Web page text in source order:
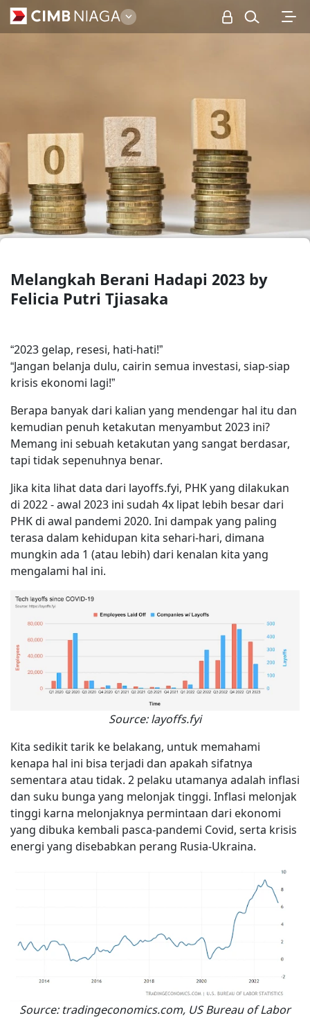
Personal
Melangkah Berani Hadapi 2023 by
Felicia Putri Tjiasaka
“2023 gelap, resesi, hati-hati!”
“Jangan belanja dulu, cairin semua investasi, siap-siap
krisis ekonomi lagi!”
Berapa banyak dari kalian yang mendengar hal itu dan
kemudian penuh ketakutan menyambut 2023 ini?
Memang ini sebuah ketakutan yang sangat berdasar,
tapi tidak sepenuhnya benar.
Jika kita lihat data dari layoffs.fyi, PHK yang dilakukan
di 2022 - awal 2023 ini sudah 4x lipat lebih besar dari
PHK di awal pandemi 2020. Ini dampak yang paling
terasa dalam kehidupan kita sehari-hari, dimana
mungkin ada 1 (atau lebih) dari kenalan kita yang
mengalami hal ini.
Source: layoffs.fyi
Kita sedikit tarik ke belakang, untuk memahami
kenapa hal ini bisa terjadi dan apakah sifatnya
sementara atau tidak. 2 pelaku utamanya adalah inflasi
dan suku bunga yang melonjak tinggi. Inflasi melonjak
tinggi karna melonjaknya permintaan dari ekonomi
yang dibuka kembali pasca-pandemi Covid, serta krisis
energi yang disebabkan perang Rusia-Ukraina.
Source: tradingeconomics.com, US Bureau of Labor